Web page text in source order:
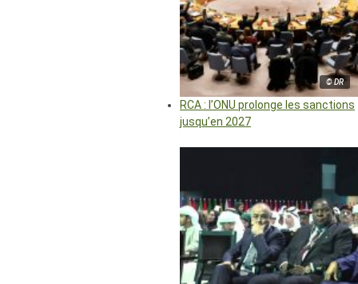
© DR
RCA : l’ONU prolonge les sanctions
jusqu’en 2027